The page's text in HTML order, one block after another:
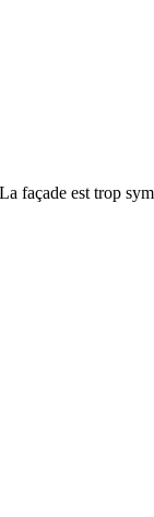
façade est trop